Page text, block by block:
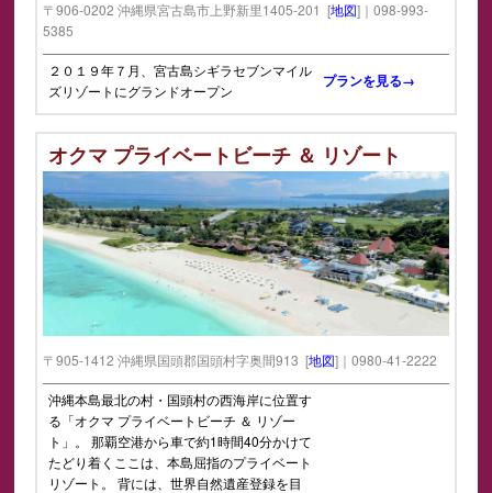
〒906-0202 沖縄県宮古島市上野新里1405-201 [地図]｜098-993-
5385
２０１９年７月、宮古島シギラセブンマイル
ズリゾートにグランドオープン
プランを見る→
オクマ プライベートビーチ ＆ リゾート
〒905-1412 沖縄県国頭郡国頭村字奥間913 [地図]｜0980-41-2222
沖縄本島最北の村・国頭村の西海岸に位置す
る「オクマ プライベートビーチ ＆ リゾー
ト」。 那覇空港から車で約1時間40分かけて
たどり着くここは、本島屈指のプライベート
リゾート。 背には、世界自然遺産登録を目